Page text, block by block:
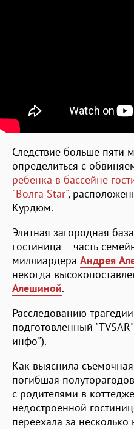
Следствие больше пяти
определиться с
ребенка в бассейне
"Волга Star",
Курдюм.
Элитная загородная
гостиница – часть
миллиардера Андрея
некогда
Алешиной.
Расследованию
подготовленный
инфо").
Как выяснила
погибшая
с родителями в
недостроенной
переехала за несколько